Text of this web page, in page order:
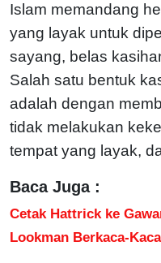
Islam memandang
yang layak untuk
sayang, belas
Salah satu bentuk
adalah dengan
tidak melakukan
tempat yang layak,
Baca Juga :
Cetak Hattrick ke
Lookman Berkaca-Kaca